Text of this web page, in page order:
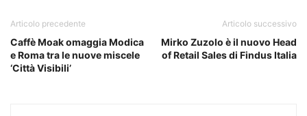
Articolo precedente
Caffè Moak omaggia Modica
e Roma tra le nuove miscele
‘Città Visibili’
Articolo successivo
Mirko Zuzolo è il nuovo Head
of Retail Sales di Findus Italia